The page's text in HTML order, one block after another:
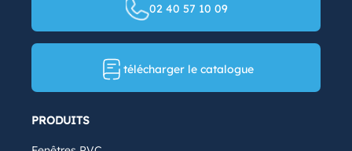
PRODUITS
02 40 57 10 09
télécharger le catalogue